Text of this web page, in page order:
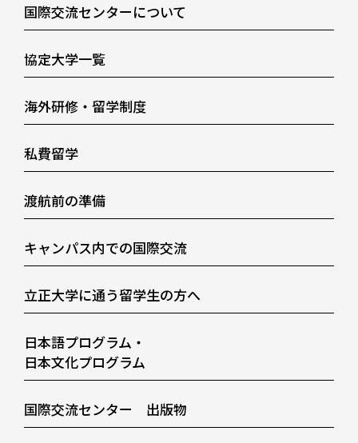
国際交流センターについて
協定大学一覧
海外研修・留学制度
私費留学
渡航前の準備
キャンパス内での国際交流
立正大学に通う留学生の方へ
日本語プログラム・
日本文化プログラム
国際交流センター 出版物